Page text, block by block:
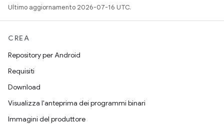
Ultimo aggiornamento 2026-07-16 UTC.
CREA
Repository per Android
Requisiti
Download
Visualizza l'anteprima dei programmi binari
Immagini del produttore